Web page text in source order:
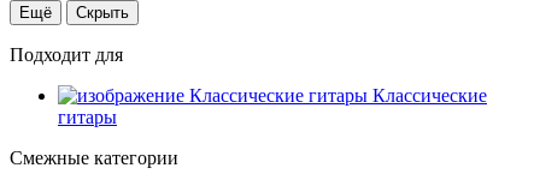
Ещё Скрыть
Подходит для
Классические
гитары
Смежные категории